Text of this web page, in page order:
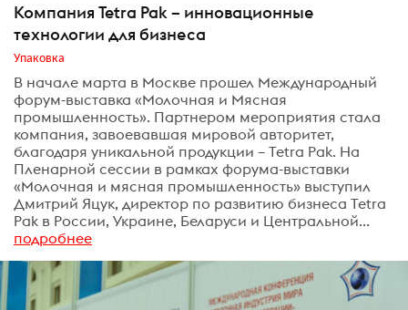
Компания Tetra Pak – инновационные
технологии для бизнеса
Упаковка
В начале марта в Москве прошел Международный
форум-выставка «Молочная и Мясная
промышленность». Партнером мероприятия стала
компания, завоевавшая мировой авторитет,
благодаря уникальной продукции – Tetra Pak. На
Пленарной сессии в рамках форума-выставки
«Молочная и мясная промышленность» выступил
Дмитрий Яцук, директор по развитию бизнеса Tetra
Pak в России, Украине, Беларуси и Центральной...
подробнее